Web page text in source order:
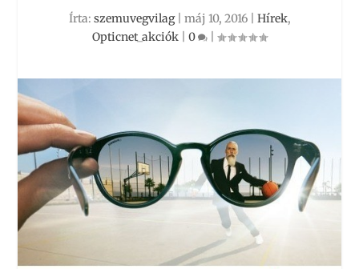
Írta: szemuvegvilag| máj 10, 2016| Hírek,
Opticnet_akciók
0